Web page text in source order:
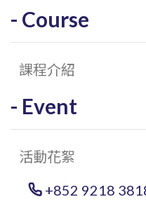
Course
課程介紹
Event
活動花絮
+852 9218